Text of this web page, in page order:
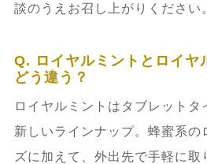
談のうえお召し上がりください
Q. ロイヤルミントとロイヤ
どう違う？
ロイヤルミントはタブレットタ
新しいラインナップ。蜂蜜系の
ズに加えて、外出先で手軽に取